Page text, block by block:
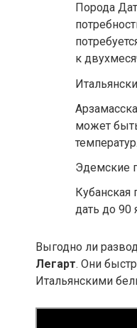
Порода
к
может
температур.
Эдемские
Кубанская
дать до 90
Выгодно ли
Легарт. Они
Итальянскими